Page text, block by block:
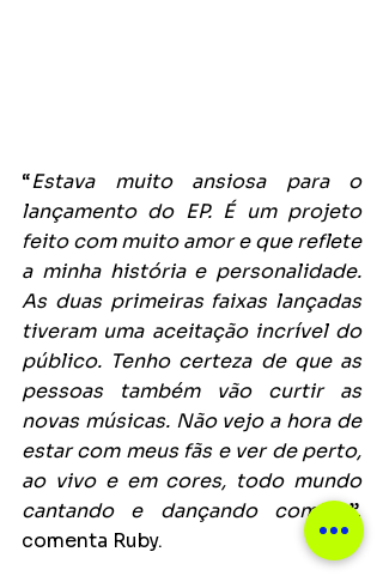
“Estava muito ansiosa para o
lançamento do EP. É um projeto
feito com muito amor e que reflete
a minha história e personalidade.
As duas primeiras faixas lançadas
tiveram uma aceitação incrível do
público. Tenho certeza de que as
pessoas também vão curtir as
novas músicas. Não vejo a hora de
estar com meus fãs e ver de perto,
ao vivo e em cores, todo mundo
cantando e dançando comigo”,
comenta Ruby.